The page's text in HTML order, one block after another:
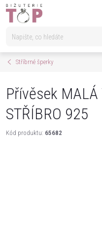
Přejít
Stříbrné šperky
Přívěsek MALÁ
STŘÍBRO 925
Kód produktu: 65682